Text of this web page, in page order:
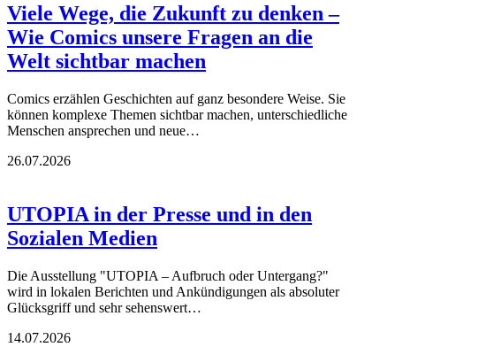
Viele Wege, die Zukunft zu denken –
Wie Comics unsere Fragen an die
Welt sichtbar machen
Comics erzählen Geschichten auf ganz besondere Weise. Sie
können komplexe Themen sichtbar machen, unterschiedliche
Menschen ansprechen und neue…
26.07.2026
UTOPIA in der Presse und in den
Sozialen Medien
Die Ausstellung "UTOPIA – Aufbruch oder Untergang?"
wird in lokalen Berichten und Ankündigungen als absoluter
Glücksgriff und sehr sehenswert…
14.07.2026